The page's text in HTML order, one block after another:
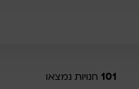
101 חנויות נמצאו